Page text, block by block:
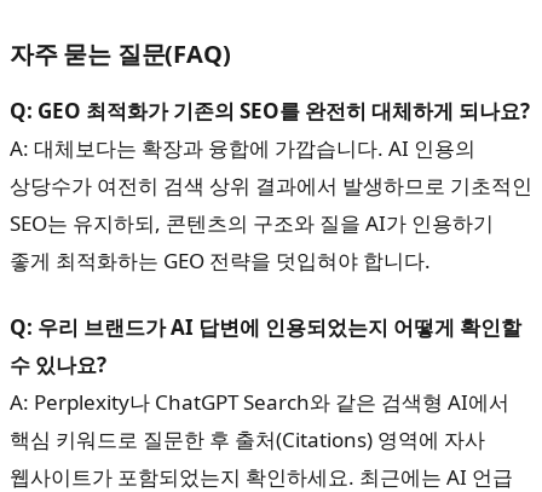
자주 묻는 질문(FAQ)
Q: GEO 최적화가 기존의 SEO를 완전히 대체하게 되나요?
A: 대체보다는 확장과 융합에 가깝습니다. AI 인용의
상당수가 여전히 검색 상위 결과에서 발생하므로 기초적인
SEO는 유지하되, 콘텐츠의 구조와 질을 AI가 인용하기
좋게 최적화하는 GEO 전략을 덧입혀야 합니다.
Q: 우리 브랜드가 AI 답변에 인용되었는지 어떻게 확인할
수 있나요?
A: Perplexity나 ChatGPT Search와 같은 검색형 AI에서
핵심 키워드로 질문한 후 출처(Citations) 영역에 자사
웹사이트가 포함되었는지 확인하세요. 최근에는 AI 언급